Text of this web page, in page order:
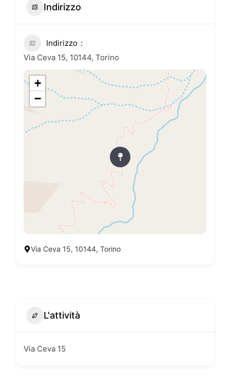
Indirizzo
Indirizzo
Via Ceva 15, 10144, Torino
+
−
Via Ceva 15, 10144, Torino
L'attività
Via Ceva 15